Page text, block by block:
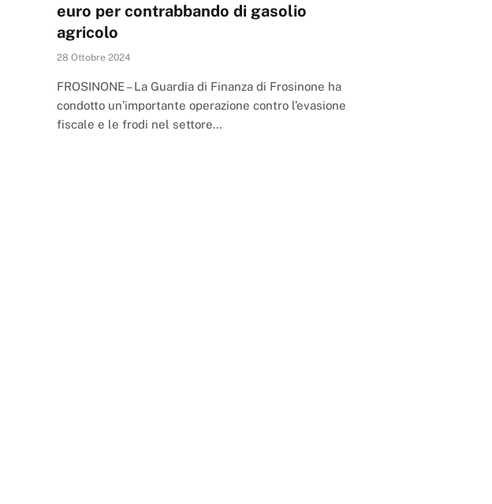
euro per contrabbando di gasolio
agricolo
28 Ottobre 2024
FROSINONE – La Guardia di Finanza di Frosinone ha
condotto un’importante operazione contro l’evasione
fiscale e le frodi nel settore…